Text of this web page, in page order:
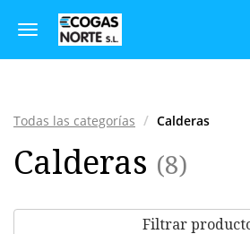
Toggle navigation
Todas las categorías Calderas
Calderas (8)
Filtrar